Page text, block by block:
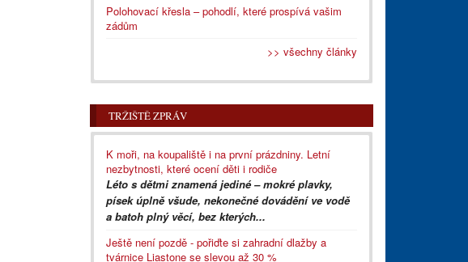
Polohovací křesla – pohodlí, které prospívá vašim
zádům
>> všechny články
TRŽIŠTĚ ZPRÁV
K moři, na koupaliště i na první prázdniny. Letní
nezbytnosti, které ocení děti i rodiče
Léto s dětmi znamená jediné – mokré plavky,
písek úplně všude, nekonečné dovádění ve vodě
a batoh plný věcí, bez kterých...
Ještě není pozdě - pořiďte si zahradní dlažby a
tvárnice Liastone se slevou až 30 %